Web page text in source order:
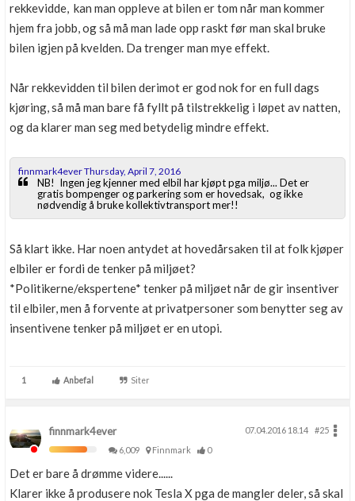
rekkevidde, kan man oppleve at bilen er tom når man kommer
hjem fra jobb, og så må man lade opp raskt før man skal bruke
bilen igjen på kvelden. Da trenger man mye effekt.
Når rekkevidden til bilen derimot er god nok for en full dags
kjøring, så må man bare få fyllt på tilstrekkelig i løpet av natten,
og da klarer man seg med betydelig mindre effekt.
finnmark4ever Thursday, April 7, 2016
NB! Ingen jeg kjenner med elbil har kjøpt pga miljø... Det er
gratis bompenger og parkering som er hovedsak, og ikke
nødvendig å bruke kollektivtransport mer!!
Så klart ikke. Har noen antydet at hovedårsaken til at folk kjøper
elbiler er fordi de tenker på miljøet?
*Politikerne/ekspertene* tenker på miljøet når de gir insentiver
til elbiler, men å forvente at privatpersoner som benytter seg av
insentivene tenker på miljøet er en utopi.
1 Anbefal Siter
finnmark4ever 07.04.2016 18.14
#25
6,009
Finnmark 0
Det er bare å drømme videre......
Klarer ikke å produsere nok Tesla X pga de mangler deler, så skal